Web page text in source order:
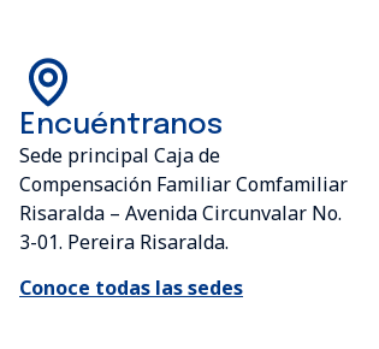
Encuéntranos
Sede principal Caja de
Compensación Familiar Comfamiliar
Risaralda – Avenida Circunvalar No.
3-01. Pereira Risaralda.
Conoce todas las sedes